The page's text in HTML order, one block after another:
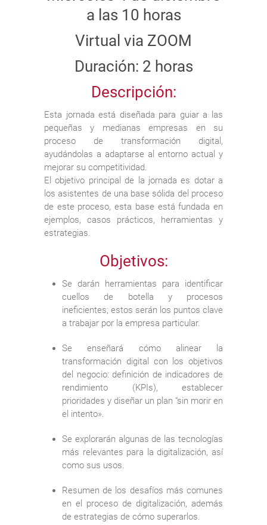
a las 10 horas
Virtual via ZOOM
Duración: 2 horas
Descripción:
Esta jornada está diseñada para guiar a las
pequeñas y medianas empresas en su
proceso de transformación digital,
ayudándolas a adaptarse al entorno actual y
mejorar su competitividad.
El objetivo principal de la jornada es dotar a
los asistentes de una base sólida del proceso
de este proceso, esta base está fundada en
ejemplos, casos prácticos, herramientas y
estrategias.
Objetivos:
Se darán herramientas para identificar
cuellos de botella y procesos
ineficientes; estos serán los puntos clave
a trabajar por la empresa particular.
Se enseñará cómo alinear la
transformación digital con los objetivos
del negocio: definición de indicadores de
rendimiento (KPIs), establecer
prioridades y diseñar un plan “sin morir en
el intento».
Se explorarán algunas de las tecnologías
más relevantes para la digitalización, así
como sus usos.
Resumen de los desafíos más comunes
en el proceso de digitalización, además
de estrategias de cómo superarlos.